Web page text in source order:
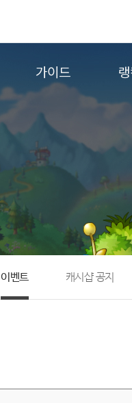
가이드
게임정보
직업소개
확률형 아이템
NEXON NOW
이벤트 캐시샵 공지